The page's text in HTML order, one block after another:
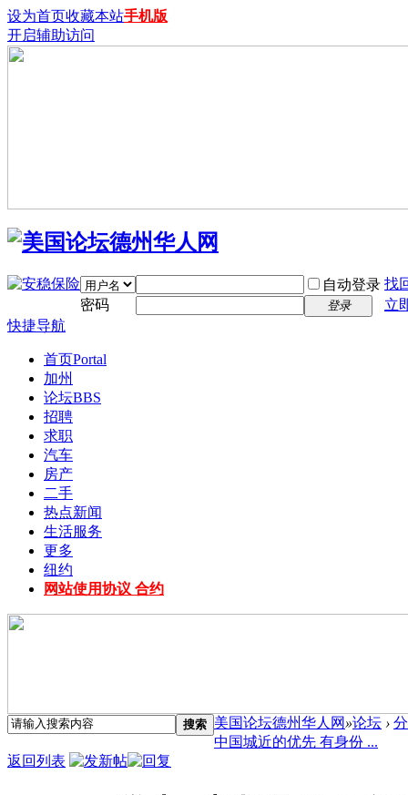
设为首页收藏本站手机版
开启辅助访问
自动登录 找
密码
登录
立
快捷导航
首页Portal
加州
论坛BBS
招聘
求职
汽车
房产
二手
热点新闻
生活服务
更多
纽约
网站使用协议 合约
搜索 美国论坛德州华人网 »论坛 ›
中国城近的优先 有身份 ...
返回列表